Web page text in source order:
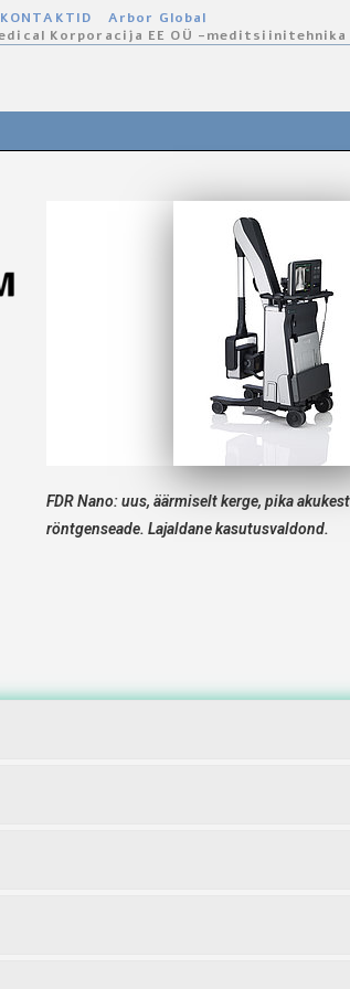
KONTAKTID
Arbor Global
Korporacija EE OÜ -
FDR Nano: uus, äärmiselt kerge, pika
röntgenseade. Lajaldane kasutusvaldond.